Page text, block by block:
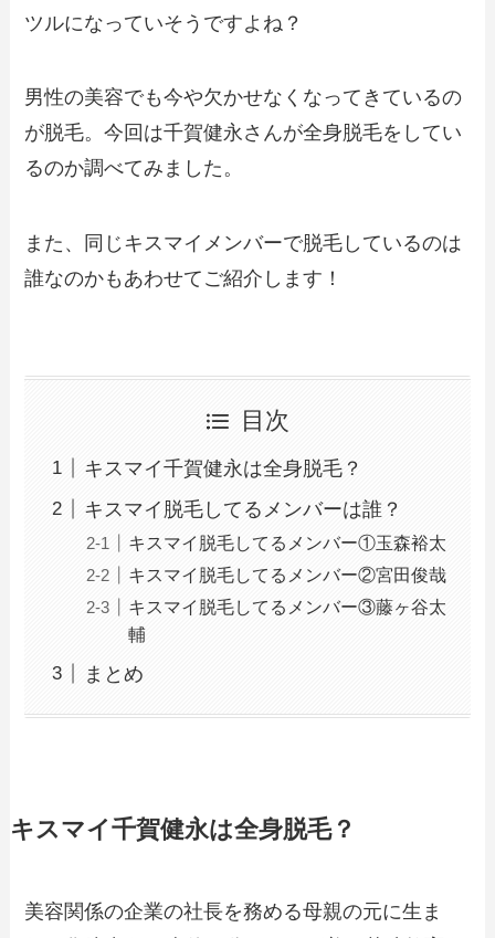
ツルになっていそうですよね？
男性の美容でも今や欠かせなくなってきているの
が脱毛。今回は千賀健永さんが全身脱毛をしてい
るのか調べてみました。
また、同じキスマイメンバーで脱毛しているのは
誰なのかもあわせてご紹介します！
目次
キスマイ千賀健永は全身脱毛？
キスマイ脱毛してるメンバーは誰？
キスマイ脱毛してるメンバー①玉森裕太
キスマイ脱毛してるメンバー②宮田俊哉
キスマイ脱毛してるメンバー③藤ヶ谷太
輔
まとめ
キスマイ千賀健永は全身脱毛？
美容関係の企業の社長を務める母親の元に生ま